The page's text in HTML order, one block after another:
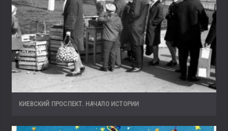
КИЕВСКИЙ ПРОСПЕКТ. НАЧАЛО ИСТОРИИ